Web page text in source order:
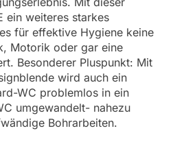
ein weiteres starkes
für effektive Hygiene keine
Motorik oder gar eine
Besonderer Pluspunkt: Mit
wird auch ein
WC problemlos in ein
umgewandelt- nahezu
Bohrarbeiten.